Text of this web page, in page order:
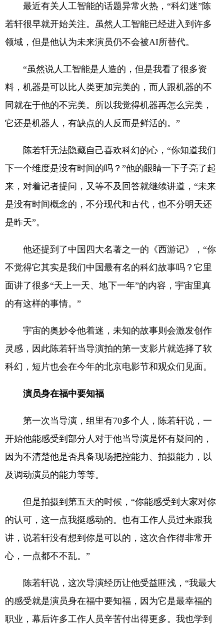
最近有关人工智能的话题异常火热，“科幻迷”陈
若轩很早就开始关注。虽然人工智能已经进入到许多
领域，但是他认为未来演员仍不会被AI所替代。
“虽然说人工智能是人造的，但是我看了很多资
料，机器是可以比人类更加完美的，而人跟机器的不
同就在于他的不完美。所以我觉得机器再怎么完美，
它还是机器人，有缺点的人反而是鲜活的。”
陈若轩无法隐藏自己喜欢科幻的心，“你知道我们
下一个维度是没有时间的吗？”他的眼睛一下子亮了起
来，对着记者提问，又等不及回答就继续讲道，“未来
是没有时间概念的，不分现代和古代，也不分明天还
是昨天”。
他还提到了中国四大名著之一的《西游记》，“你
不觉得它其实是我们中国最有名的科幻故事吗？它里
面讲了很多“天上一天、地下一年”的内容，宇宙里真
的有这样的事情。”
宇宙的奥妙令他着迷，未知的故事则会激发创作
灵感，因此陈若轩当导演拍的第一支影片就选择了软
科幻，短片也会在今年的北京电影节和观众们见面。
演员身在福中要知福
第一次当导演，组里有70多个人，陈若轩说，一
开始他能感受到部分人对于他当导演是怀有疑问的，
因为不清楚他是否具备现场把控能力、拍摄能力，以
及调动演员的能力等等。
但是拍摄到第五天的时候，“你能感受到大家对你
的认可，这一点我挺感动的。也有工作人员过来跟我
讲，说若轩没有想到你是可以的，这次合作得非常开
心，一点都不不乱。”
陈若轩说，这次导演经历让他受益匪浅，“我最大
的感受就是演员身在福中要知福，因为它是最幸福的
职业，幕后许多工作人员辛苦付出得更多。我也学到